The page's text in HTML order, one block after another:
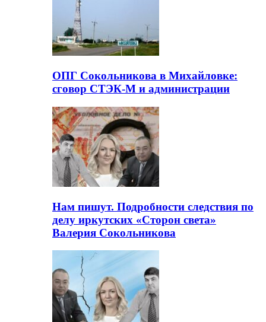
ОПГ Сокольникова в Михайловке:
сговор СТЭК-М и администрации
Нам пишут. Подробности следствия по
делу иркутских «Сторон света»
Валерия Сокольникова